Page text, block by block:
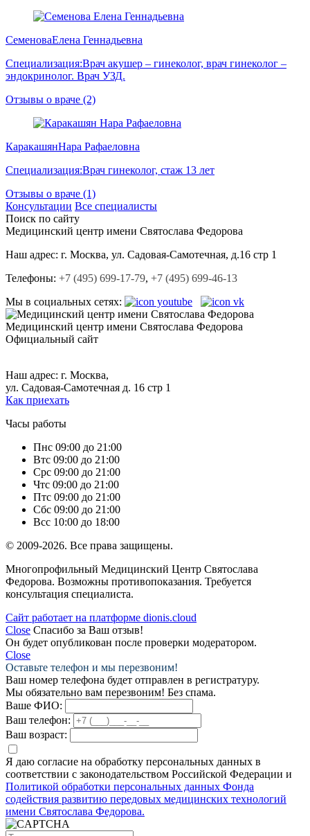
СеменоваЕлена Геннадьевна
Специализация:Врач акушер – гинеколог, врач гинеколог –
эндокринолог. Врач УЗД.
Отзывы о враче (2)
КаракашянНара Рафаеловна
Специализация:Врач гинеколог, стаж 13 лет
Отзывы о враче (1)
Консультации Все специалисты
Поиск по сайту
Медицинский центр имени Святослава Федорова
Наш адрес: г. Москва, ул. Садовая-Cамотечная, д.16 стр 1
Телефоны: +7 (495) 699-17-79, +7 (495) 699-46-13
Мы в социальных сетях:
Медицинский центр имени Святослава Федорова
Официальный сайт
Наш адрес: г. Москва,
ул. Садовая-Самотечная д. 16 стр 1
Как приехать
Часы работы
Пнс 09:00 до 21:00
Втс 09:00 до 21:00
Срс 09:00 до 21:00
Чтс 09:00 до 21:00
Птс 09:00 до 21:00
Сбс 09:00 до 21:00
Всс 10:00 до 18:00
© 2009-2026. Все права защищены.
Многопрофильный Медицинский Центр Святослава
Федорова. Возможны противопоказания. Требуется
консультация специалиста.
Сайт работает на платформе dionis.cloud
Close Спасибо за Ваш отзыв!
Он будет опубликован после проверки модератором.
Close
Оставьте телефон и мы перезвоним!
Ваш номер телефона будет отправлен в регистратуру.
Мы обязательно вам перезвоним! Без спама.
Ваше ФИО:
Ваш телефон:
Ваш возраст:
Я даю согласие на обработку персональных данных в
соответствии с законодательством Российской Федерации и
Политикой обработки персональных данных Фонда
содействия развитию передовых медицинских технологий
имени Святослава Федорова.